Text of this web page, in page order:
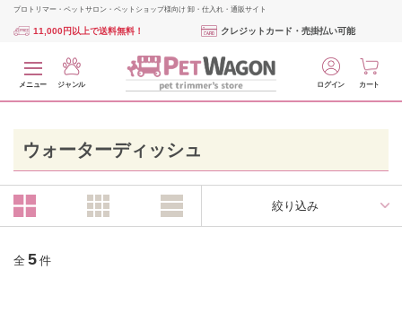
プロトリマー・ペットサロン・ペットショップ様向け 卸・仕入れ・通販サイト
11,000円以上で送料無料！ クレジットカード・売掛払い可能
メニュー ジャンル ログイン カート
ウォーターディッシュ
絞り込み
全 5 件